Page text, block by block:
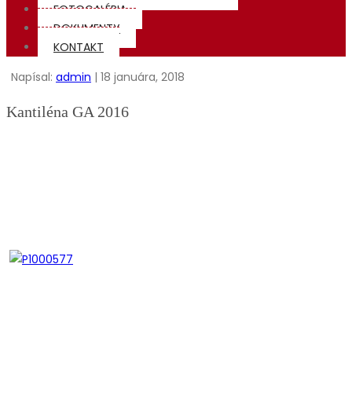
FOTOGALÉRIA
DOKUMENTY
KONTAKT
Napísal: admin | 18 januára, 2018
Kantiléna GA 2016